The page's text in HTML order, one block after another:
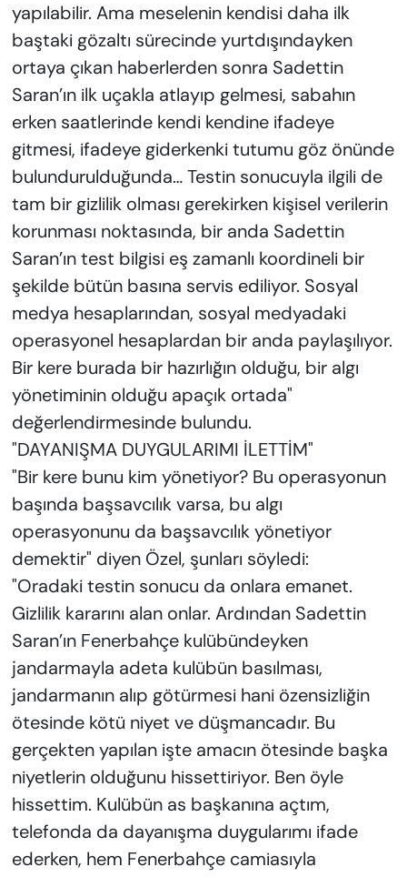
yapılabilir. Ama meselenin kendisi daha ilk
baştaki gözaltı sürecinde yurtdışındayken
ortaya çıkan haberlerden sonra Sadettin
Saran’ın ilk uçakla atlayıp gelmesi, sabahın
erken saatlerinde kendi kendine ifadeye
gitmesi, ifadeye giderkenki tutumu göz önünde
bulundurulduğunda… Testin sonucuyla ilgili de
tam bir gizlilik olması gerekirken kişisel verilerin
korunması noktasında, bir anda Sadettin
Saran’ın test bilgisi eş zamanlı koordineli bir
şekilde bütün basına servis ediliyor. Sosyal
medya hesaplarından, sosyal medyadaki
operasyonel hesaplardan bir anda paylaşılıyor.
Bir kere burada bir hazırlığın olduğu, bir algı
yönetiminin olduğu apaçık ortada"
değerlendirmesinde bulundu.
"DAYANIŞMA DUYGULARIMI İLETTİM"
"Bir kere bunu kim yönetiyor? Bu operasyonun
başında başsavcılık varsa, bu algı
operasyonunu da başsavcılık yönetiyor
demektir" diyen Özel, şunları söyledi:
"Oradaki testin sonucu da onlara emanet.
Gizlilik kararını alan onlar. Ardından Sadettin
Saran’ın Fenerbahçe kulübündeyken
jandarmayla adeta kulübün basılması,
jandarmanın alıp götürmesi hani özensizliğin
ötesinde kötü niyet ve düşmancadır. Bu
gerçekten yapılan işte amacın ötesinde başka
niyetlerin olduğunu hissettiriyor. Ben öyle
hissettim. Kulübün as başkanına açtım,
telefonda da dayanışma duygularımı ifade
ederken, hem Fenerbahçe camiasıyla